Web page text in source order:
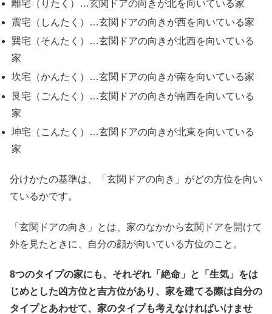
離宅（りたく）…玄関ドアの向きが北を向いている家
震宅（しんたく）…玄関ドアの向きが西を向いている家
巽宅（そんたく）…玄関ドアの向きが北西を向いている
家
坎宅（かんたく）…玄関ドアの向きが南を向いている家
艮宅（ごんたく）…玄関ドアの向きが南西を向いている
家
坤宅（こんたく）…玄関ドアの向きが北東を向いている
家
分けかたの基準は、「玄関ドアの向き」がどの方位を向い
ているかです。
「玄関ドアの向き」とは、家のなかから玄関ドアを開けて
外を見たときに、自分の顔が向いている方位のこと。
8つのタイプの家にも、それぞれ「絶命」と「生気」をは
じめとした凶方位と吉方位があり、家を建てる際は自分の
タイプとあわせて、家のタイプも考えなければいけませ